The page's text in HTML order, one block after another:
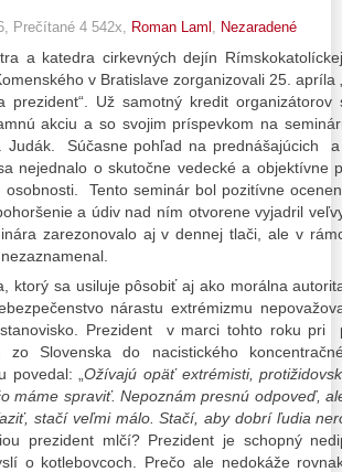
, Prečítané 4 542x, Roman Laml Nezaradené
a katedra cirkevných dejín
v Bratislave zorganizovali 25. apríla
prezident“. Už samotný kredit
akciu a so svojim príspevkom na
Judák. Súčasne pohľad na prednášajúcich
nejednalo o skutočne vedecké a objektívne
osobnosti. Tento seminár bol pozitívne
a údiv nad ním otvorene vyjadril
zarezonovalo aj v dennej tlači, ale v
ktorý sa usiluje pôsobiť aj ako morálna
nárastu extrémizmu
Prezident v marci tohto roku pri
zo Slovenska do nacistického
povedal: „Ožívajú opäť extrémisti,
máme spraviť. Nepoznám presnú odpoveď,
stačí veľmi málo. Stačí, aby dobrí ľudia
prezident mlčí? Prezident je schopný
o kotlebovcoch. Prečo ale nedokáže